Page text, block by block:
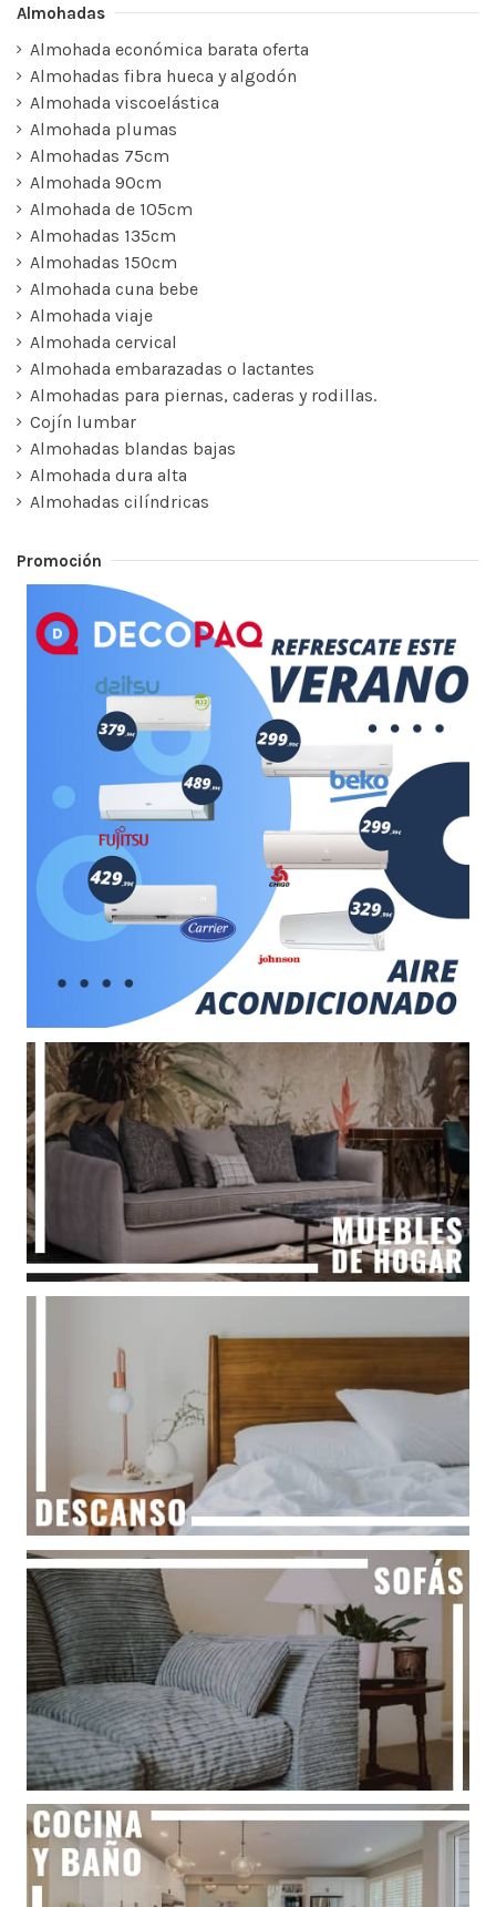
Almohadas
Almohada económica barata oferta
Almohadas fibra hueca y algodón
Almohada viscoelástica
Almohada plumas
Almohadas 75cm
Almohada 90cm
Almohada de 105cm
Almohadas 135cm
Almohadas 150cm
Almohada cuna bebe
Almohada viaje
Almohada cervical
Almohada embarazadas o lactantes
Almohadas para piernas, caderas y rodillas.
Cojín lumbar
Almohadas blandas bajas
Almohada dura alta
Almohadas cilíndricas
Promoción